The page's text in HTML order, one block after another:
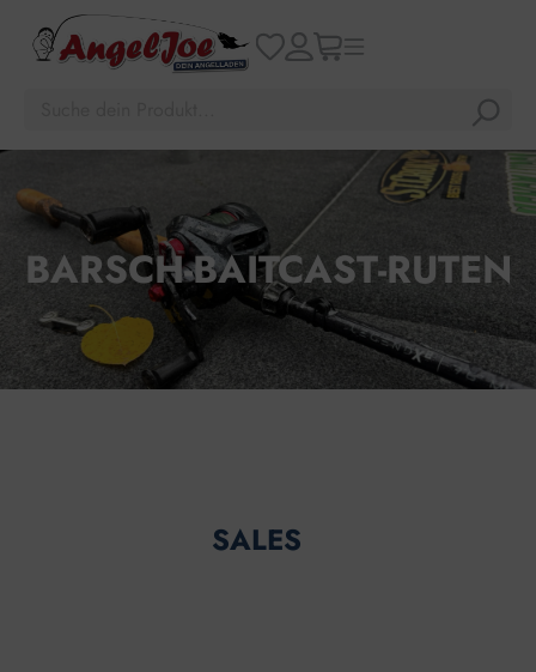
BARSCH-BAITCAST-RUTEN
SALES